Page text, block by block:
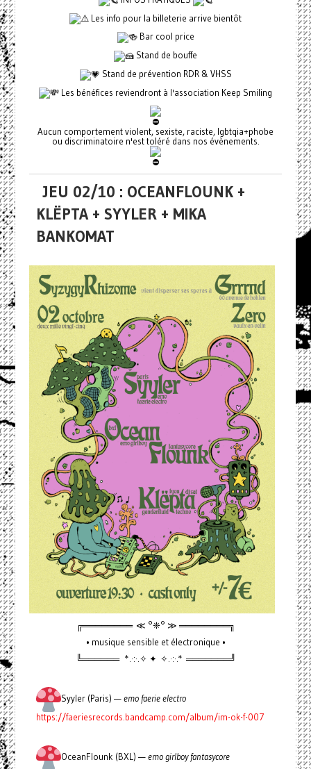
Les info pour la billeterie arrive bientôt
Bar cool price
Stand de bouffe
Stand de prévention RDR & VHSS
Les bénéfices reviendront à l'association Keep Smiling
Aucun comportement violent, sexiste, raciste, lgbtqia+phobe
ou discriminatoire n'est toléré dans nos évènements.
JEU 02/10 : OCEANFLOUNK +
KLËPTA + SYYLER + MIKA
BANKOMAT
╔════════ ≪ °❈° ≫ ════════╗
• musique sensible et électronique •
╚══════ *.·:·.✧ ✦ ✧.·:·.* ═══════╝
Syyler (Paris) —emo faerie electro
https://faeriesrecords.bandcamp.com/album/im-ok-f-007
OceanFlounk (BXL) —emo girlboy fantasycore